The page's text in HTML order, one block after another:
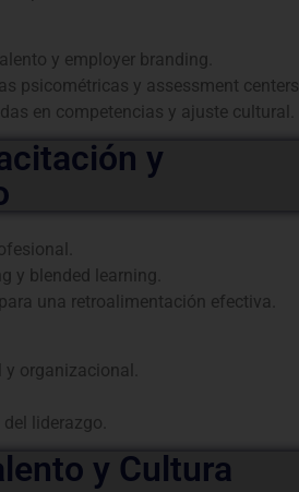
y employer branding.
psicométricas y assessment centers.
en competencias y ajuste cultural.
y
y blended learning.
una retroalimentación efectiva.
organizacional.
liderazgo.
y Cultura